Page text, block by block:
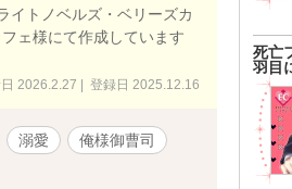
トノベルズ・ベリーズカ
ェ様にて作成しています
2026.2.27 | 登録日 2025.12.16
溺愛
俺様御曹司
死亡
羽目